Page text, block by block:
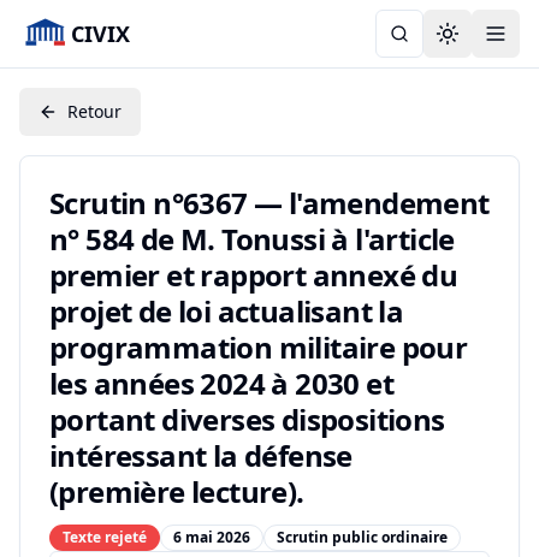
CIVIX Toggle
Retour
Scrutin n°6367 — l'amendement
n° 584 de M. Tonussi à l'article
premier et rapport annexé du
projet de loi actualisant la
programmation militaire pour
les années 2024 à 2030 et
portant diverses dispositions
intéressant la défense
(première lecture).
Texte rejeté 6 mai 2026 Scrutin public ordinaire